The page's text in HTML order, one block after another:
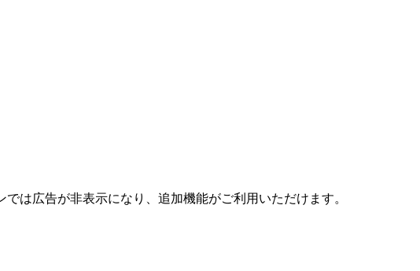
は広告が非表示になり、追加機能がご利用いただけます。